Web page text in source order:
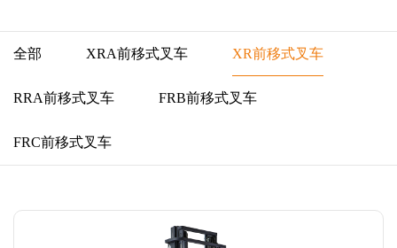
全部 XRA前移式叉车 XR前移式叉车
RRA前移式叉车 FRB前移式叉车
FRC前移式叉车